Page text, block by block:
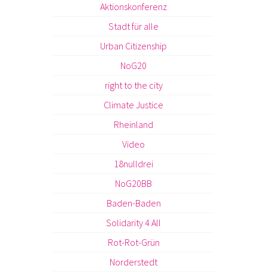
Aktionskonferenz
Stadt für alle
Urban Citizenship
NoG20
right to the city
Climate Justice
Rheinland
Video
18nulldrei
NoG20BB
Baden-Baden
Solidarity 4 All
Rot-Rot-Grün
Norderstedt